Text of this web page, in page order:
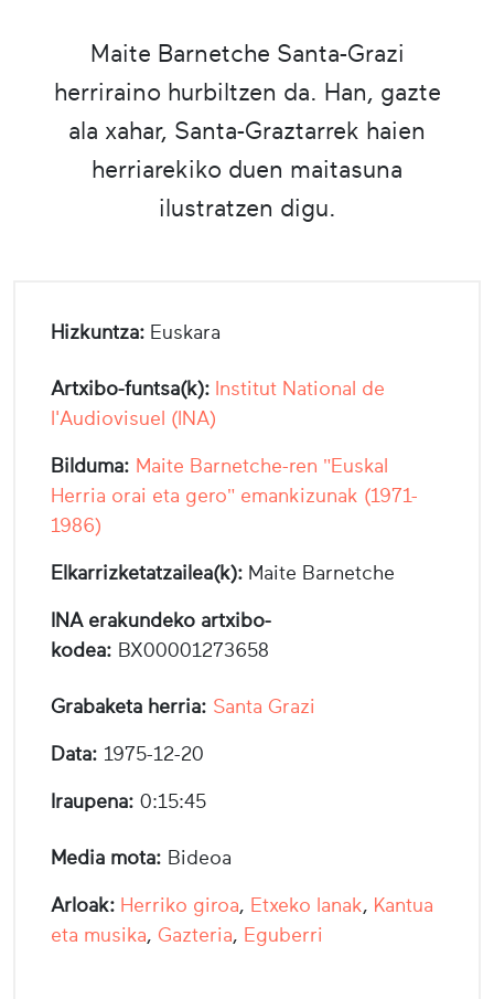
Maite Barnetche Santa-Grazi
herriraino hurbiltzen da. Han, gazte
ala xahar, Santa-Graztarrek haien
herriarekiko duen maitasuna
ilustratzen digu.
Hizkuntza: Euskara
Artxibo-funtsa(k): Institut National de
l'Audiovisuel (INA)
Bilduma: Maite Barnetche-ren "Euskal
Herria orai eta gero" emankizunak (1971-
1986)
Elkarrizketatzailea(k): Maite Barnetche
INA erakundeko artxibo-
kodea: BX00001273658
Grabaketa herria: Santa Grazi
Data: 1975-12-20
Iraupena: 0:15:45
Media mota: Bideoa
Arloak: Herriko giroa, Etxeko lanak, Kantua
eta musika, Gazteria, Eguberri